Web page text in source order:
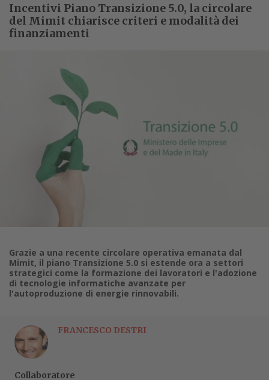
Incentivi Piano Transizione 5.0, la circolare
del Mimit chiarisce criteri e modalità dei
finanziamenti
Grazie a una recente circolare operativa emanata dal
Mimit, il piano Transizione 5.0 si estende ora a settori
strategici come la formazione dei lavoratori e l'adozione
di tecnologie informatiche avanzate per
l'autoproduzione di energie rinnovabili.
FRANCESCO DESTRI
Collaboratore